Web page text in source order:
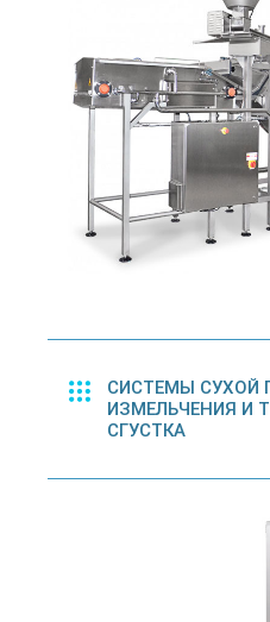
СИСТЕМЫ СУХОЙ
ИЗМЕЛЬЧЕНИЯ И
СГУСТКА